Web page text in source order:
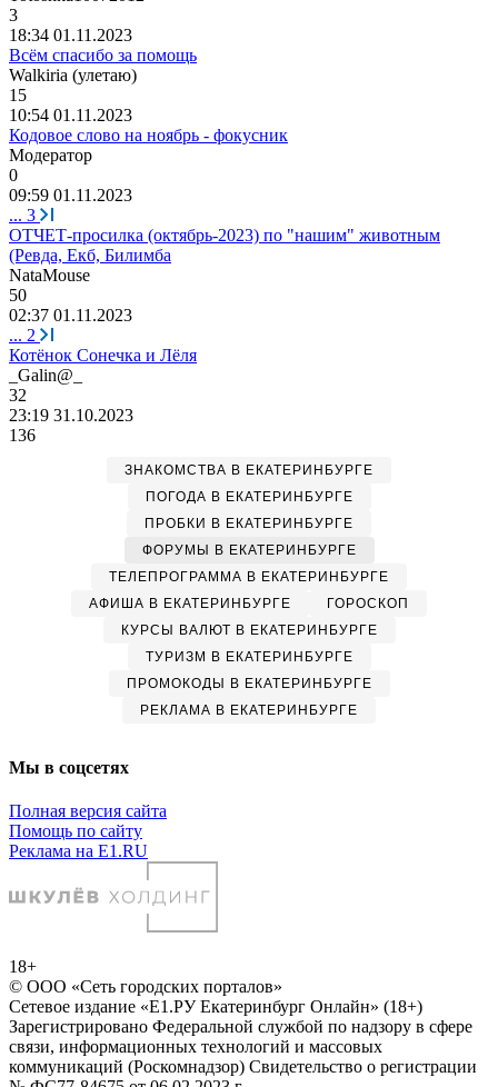
3
18:34 01.11.2023
Всём спасибо за помощь
Walkiria (улетаю)
15
10:54 01.11.2023
Кодовое слово на ноябрь - фокусник
Модератор
0
09:59 01.11.2023
... 3
ОТЧЕТ-просилка (октябрь-2023) по "нашим" животным
(Ревда, Екб, Билимба
NataMouse
50
02:37 01.11.2023
... 2
Котёнок Сонечка и Лёля
_Galin@_
32
23:19 31.10.2023
136
ЗНАКОМСТВА В ЕКАТЕРИНБУРГЕ
ПОГОДА В ЕКАТЕРИНБУРГЕ
ПРОБКИ В ЕКАТЕРИНБУРГЕ
ФОРУМЫ В ЕКАТЕРИНБУРГЕ
ТЕЛЕПРОГРАММА В ЕКАТЕРИНБУРГЕ
АФИША В ЕКАТЕРИНБУРГЕ
ГОРОСКОП
КУРСЫ ВАЛЮТ В ЕКАТЕРИНБУРГЕ
ТУРИЗМ В ЕКАТЕРИНБУРГЕ
ПРОМОКОДЫ В ЕКАТЕРИНБУРГЕ
РЕКЛАМА В ЕКАТЕРИНБУРГЕ
Мы в соцсетях
Полная версия сайта
Помощь по сайту
Реклама на E1.RU
18+
© ООО «Сеть городских порталов»
Сетевое издание «Е1.РУ Екатеринбург Онлайн» (18+)
Зарегистрировано Федеральной службой по надзору в сфере
связи, информационных технологий и массовых
коммуникаций (Роскомнадзор) Свидетельство о регистрации